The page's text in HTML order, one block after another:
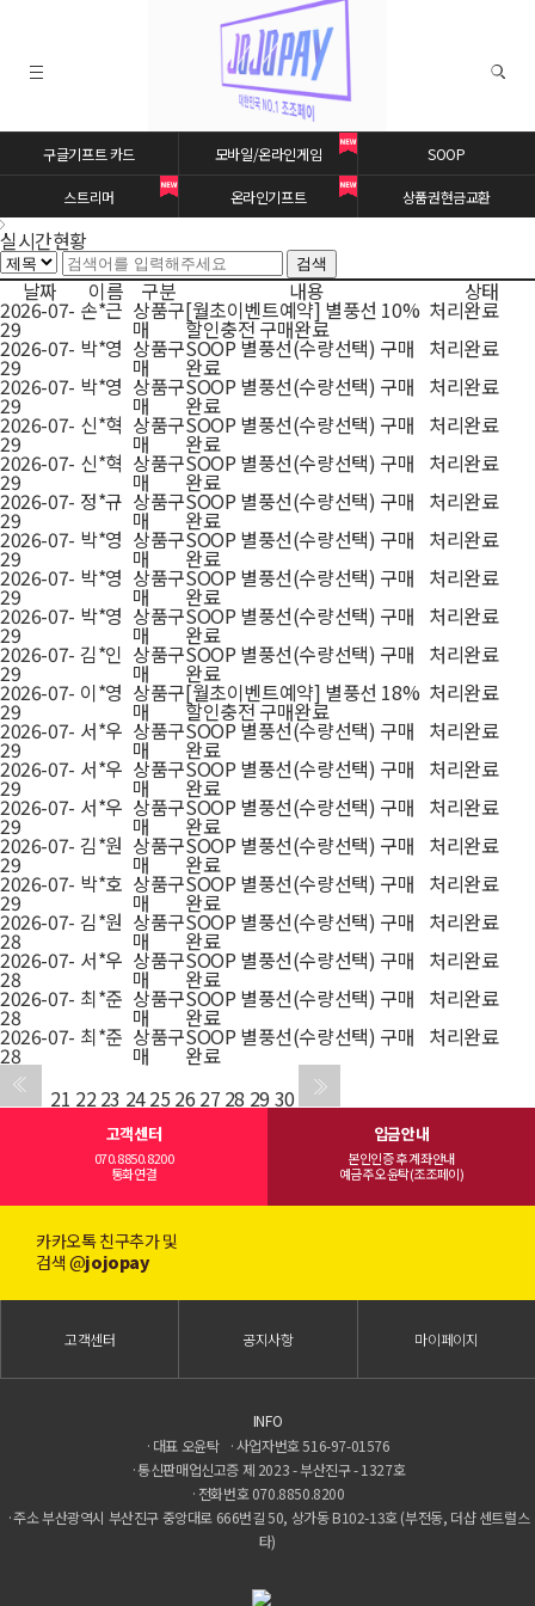
구글기프트 카드 모바일/온라인게임 SOOP
스트리머 온라인기프트 상품권현금교환
실시간현황
날짜
이름 구분 내용 상태
2026-07-
29
손*근 상품구
매
[월초이벤트예약] 별풍선 10%
할인충전 구매완료
처리완료
2026-07-
29
박*영 상품구
매
SOOP 별풍선(수량선택) 구매
완료
처리완료
2026-07-
29
박*영 상품구
매
SOOP 별풍선(수량선택) 구매
완료
처리완료
2026-07-
29
신*혁 상품구
매
SOOP 별풍선(수량선택) 구매
완료
처리완료
2026-07-
29
신*혁 상품구
매
SOOP 별풍선(수량선택) 구매
완료
처리완료
2026-07-
29
정*규 상품구
매
SOOP 별풍선(수량선택) 구매
완료
처리완료
2026-07-
29
박*영 상품구
매
SOOP 별풍선(수량선택) 구매
완료
처리완료
2026-07-
29
박*영 상품구
매
SOOP 별풍선(수량선택) 구매
완료
처리완료
2026-07-
29
박*영 상품구
매
SOOP 별풍선(수량선택) 구매
완료
처리완료
2026-07-
29
김*인 상품구
매
SOOP 별풍선(수량선택) 구매
완료
처리완료
2026-07-
29
이*영 상품구
매
[월초이벤트예약] 별풍선 18%
할인충전 구매완료
처리완료
2026-07-
29
서*우 상품구
매
SOOP 별풍선(수량선택) 구매
완료
처리완료
2026-07-
29
서*우 상품구
매
SOOP 별풍선(수량선택) 구매
완료
처리완료
2026-07-
29
서*우 상품구
매
SOOP 별풍선(수량선택) 구매
완료
처리완료
2026-07-
29
김*원 상품구
매
SOOP 별풍선(수량선택) 구매
완료
처리완료
2026-07-
29
박*호 상품구
매
SOOP 별풍선(수량선택) 구매
완료
처리완료
2026-07-
28
김*원 상품구
매
SOOP 별풍선(수량선택) 구매
완료
처리완료
2026-07-
28
서*우 상품구
매
SOOP 별풍선(수량선택) 구매
완료
처리완료
2026-07-
28
최*준 상품구
매
SOOP 별풍선(수량선택) 구매
완료
처리완료
2026-07-
28
최*준 상품구
매
SOOP 별풍선(수량선택) 구매
완료
처리완료
21 2223 2425 26 27 28 2930
고객센터
070.8850.8200
통화연결
입금안내
본인인증 후 계좌안내
예금주 오윤탁(조조페이)
카카오톡 친구추가 및
검색 @jojopay
INFO
·대표 오윤탁 ·사업자번호 516-97-01576
·통신판매업신고증 제 2023 - 부산진구 - 1327호
·전화번호 070.8850.8200
·주소 부산광역시 부산진구 중앙대로 666번길 50, 상가동 B102-13호 (부전동, 더샵 센트럴스
타)
고객센터 공지사항 마이페이지